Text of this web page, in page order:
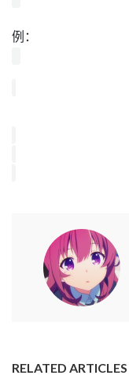
例：
RELATED ARTICLES